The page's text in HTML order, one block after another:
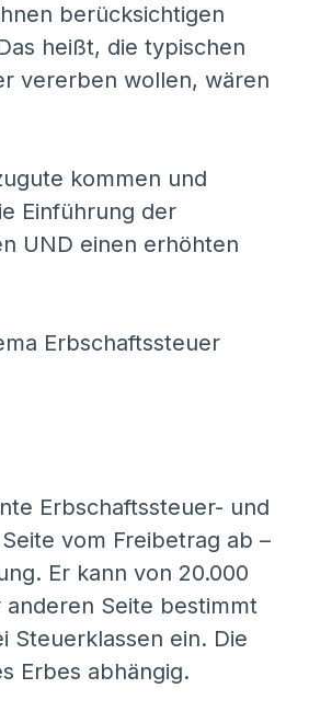
berücksichtigen
heißt, die typischen
vererben wollen, wären
kommen und
Einführung der
UND einen erhöhten
Erbschaftssteuer
Erbschaftssteuer- und
vom Freibetrag ab –
Er kann von 20.000
anderen Seite bestimmt
Steuerklassen ein. Die
Erbes abhängig.